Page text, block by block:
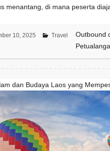
menantang, di mana peserta
10, 2025 Travel
Outbound
dan Budaya Laos yang